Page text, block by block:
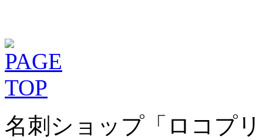
名刺ショップ「ロコプ